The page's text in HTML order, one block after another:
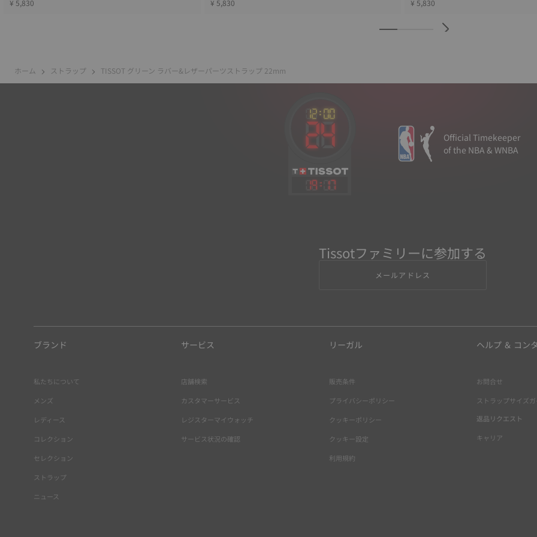
¥ 5,830
¥ 5,830
¥ 5,830
ホーム ストラップ TISSOT グリーン ラバー&レザーパーツストラップ 22mm
19: 17
Official Timekeeper
of the NBA & WNBA
Tissotファミリーに参加する
メールアドレス
ブランド
私たちについて
メンズ
レディース
コレクション
セレクション
ストラップ
ニュース
サービス
店舗検索
カスタマーサービス
レジスターマイウォッチ
サービス状況の確認
リーガル
販売条件
プライバシーポリシー
クッキーポリシー
クッキー設定
利用規約
ヘルプ ＆ コン
お問合せ
ストラップサイズガ
返品リクエスト
キャリア